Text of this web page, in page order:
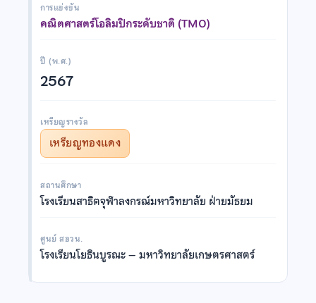
การแข่งขัน
คณิตศาสตร์โอลิมปิกระดับชาติ (TMO)
ปี (พ.ศ.)
2567
เหรียญรางวัล
เหรียญทองแดง
สถานศึกษา
โรงเรียนสาธิตจุฬาลงกรณ์มหาวิทยาลัย ฝ่ายมัธยม
ศูนย์ สอวน.
โรงเรียนโยธินบูรณะ – มหาวิทยาลัยเกษตรศาสตร์